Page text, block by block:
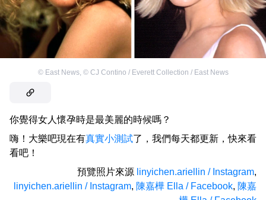
© East News, © CJ Contino / Everett Collection / East News
你覺得女人懷孕時是最美麗的時候嗎？
嗨！大樂吧現在有真實小測試了，我們每天都更新，快來看
看吧！
預覽照片來源 linyichen.ariellin / Instagram,
linyichen.ariellin / Instagram, 陳嘉樺 Ella / Facebook, 陳嘉